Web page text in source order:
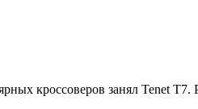
кроссоверов занял Tenet